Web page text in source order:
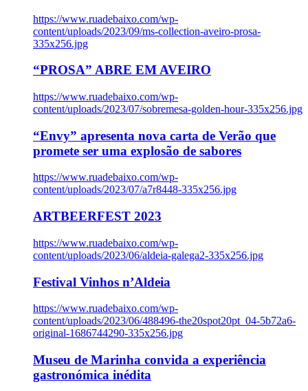
https://www.ruadebaixo.com/wp-
content/uploads/2023/09/ms-collection-aveiro-prosa-
335x256.jpg
“PROSA” ABRE EM AVEIRO
https://www.ruadebaixo.com/wp-
content/uploads/2023/07/sobremesa-golden-hour-335x256.jpg
“Envy” apresenta nova carta de Verão que
promete ser uma explosão de sabores
https://www.ruadebaixo.com/wp-
content/uploads/2023/07/a7r8448-335x256.jpg
ARTBEERFEST 2023
https://www.ruadebaixo.com/wp-
content/uploads/2023/06/aldeia-galega2-335x256.jpg
Festival Vinhos n’Aldeia
https://www.ruadebaixo.com/wp-
content/uploads/2023/06/488496-the20spot20pt_04-5b72a6-
original-1686744290-335x256.jpg
Museu de Marinha convida a experiência
gastronómica inédita